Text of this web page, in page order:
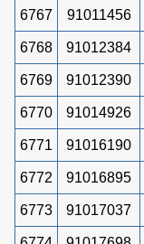
6767 91011456
6768 91012384
6769 91012390
6770 91014926
6771 91016190
6772 91016895
6773 91017037